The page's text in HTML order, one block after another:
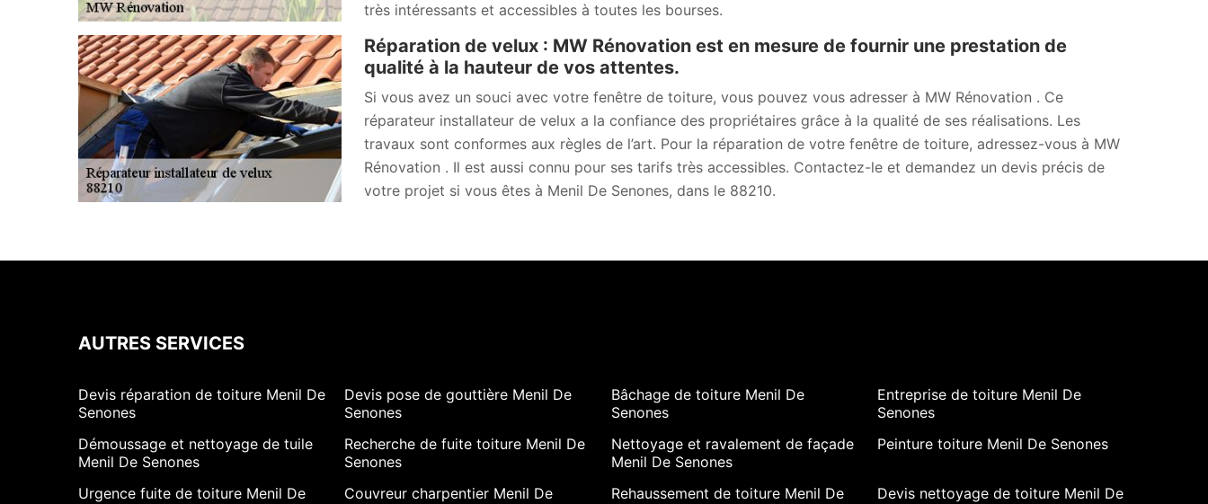
très intéressants et accessibles à toutes les bourses.
Réparation de velux : MW Rénovation est en mesure de fournir une prestation de
qualité à la hauteur de vos attentes.
Si vous avez un souci avec votre fenêtre de toiture, vous pouvez vous adresser à MW Rénovation . Ce
réparateur installateur de velux a la confiance des propriétaires grâce à la qualité de ses réalisations. Les
travaux sont conformes aux règles de l’art. Pour la réparation de votre fenêtre de toiture, adressez-vous à MW
Rénovation . Il est aussi connu pour ses tarifs très accessibles. Contactez-le et demandez un devis précis de
votre projet si vous êtes à Menil De Senones, dans le 88210.
AUTRES SERVICES
Devis réparation de toiture Menil De
Senones
Devis pose de gouttière Menil De
Senones
Bâchage de toiture Menil De
Senones
Entreprise de toiture Menil De
Senones
Démoussage et nettoyage de tuile
Menil De Senones
Recherche de fuite toiture Menil De
Senones
Nettoyage et ravalement de façade
Menil De Senones
Peinture toiture Menil De Senones
Urgence fuite de toiture Menil De
Couvreur charpentier Menil De
Rehaussement de toiture Menil De
Devis nettoyage de toiture Menil De